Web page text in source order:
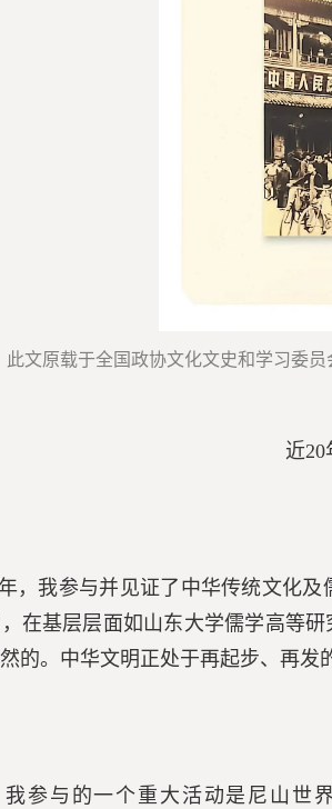
此文原载于全国政协文化文史和学习委
近
，我参与并见证了中华传统文化
在基层层面如山东大学儒学高等
的。中华文明正处于再起步、再发
我参与的一个重大活动是尼山世